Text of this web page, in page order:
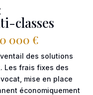
classes
000 €
des solutions
Les frais fixes des
mise en place
économiquement